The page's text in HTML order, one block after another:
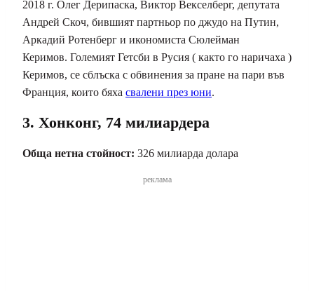
2018 г. Олег Дерипаска, Виктор Векселберг, депутата
Андрей Скоч, бившият партньор по джудо на Путин,
Аркадий Ротенберг и икономиста Сюлейман
Керимов. Големият Гетсби в Русия ( както го наричаха )
Керимов, се сблъска с обвинения за пране на пари във
Франция, които бяха свалени през юни.
3. Хонконг, 74 милиардера
Обща нетна стойност: 326 милиарда долара
реклама